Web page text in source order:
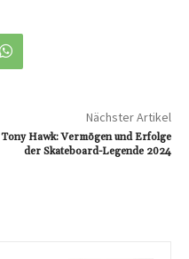
Nächster Artikel
Tony Hawk: Vermögen und Erfolge
der Skateboard-Legende 2024